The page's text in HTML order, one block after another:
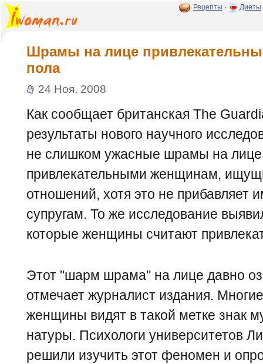
Рецепты · Диеты
Шрамы на лице
пола
24 Ноя, 2008
Как сообщает британская The
результаты нового научного
не слишком ужасные шрамы на
привлекательными женщинам,
отношений, хотя это не прибавляет
супругам. То же исследование
которые женщины считают
Этот "шарм шрама" на лице давно
отмечает журналист издания.
женщины видят в такой метке знак
натуры. Психологи университетов
решили изучить этот феномен и